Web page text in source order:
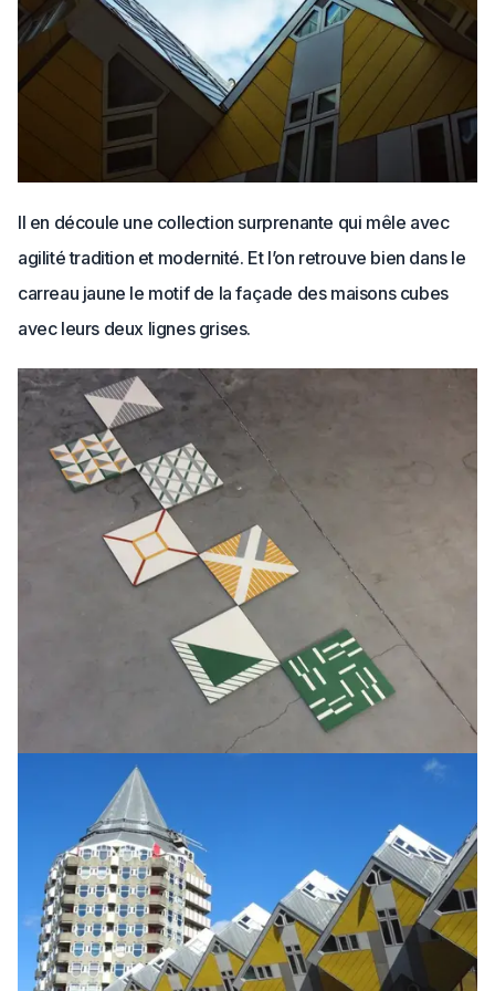
Il en découle une collection surprenante qui mêle avec
agilité tradition et modernité. Et l’on retrouve bien dans le
carreau jaune le motif de la façade des maisons cubes
avec leurs deux lignes grises.